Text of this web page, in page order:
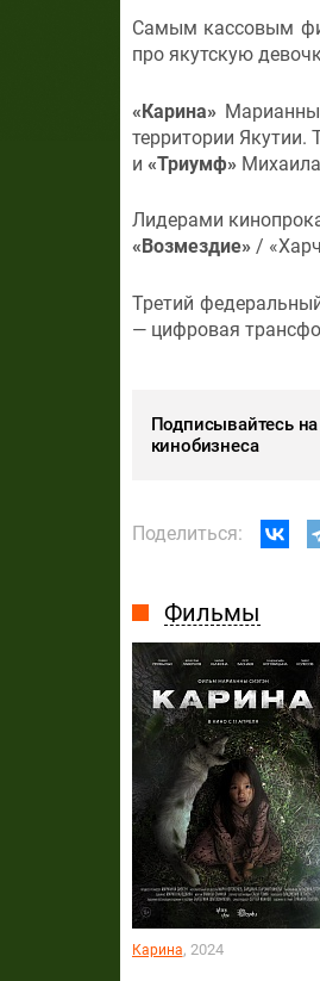
Самым кассовым
про якутскую
«Карина»
территории
и «Триумф»
Лидерами
«Возмездие» /
Третий
— цифровая
Подписывайтесь
кинобизнеса
Поделиться:
Фильмы
Карина, 2024